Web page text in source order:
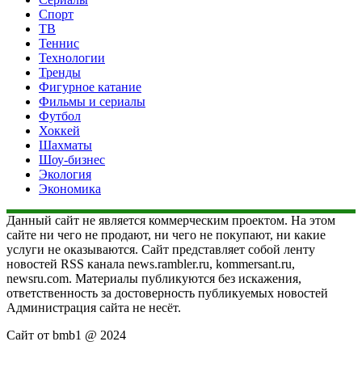
Спорт
ТВ
Теннис
Технологии
Тренды
Фигурное катание
Фильмы и сериалы
Футбол
Хоккей
Шахматы
Шоу-бизнес
Экология
Экономика
Данный сайт не является коммерческим проектом. На этом
сайте ни чего не продают, ни чего не покупают, ни какие
услуги не оказываются. Сайт представляет собой ленту
новостей RSS канала news.rambler.ru, kommersant.ru,
newsru.com. Материалы публикуются без искажения,
ответственность за достоверность публикуемых новостей
Администрация сайта не несёт.
Сайт от bmb1 @ 2024